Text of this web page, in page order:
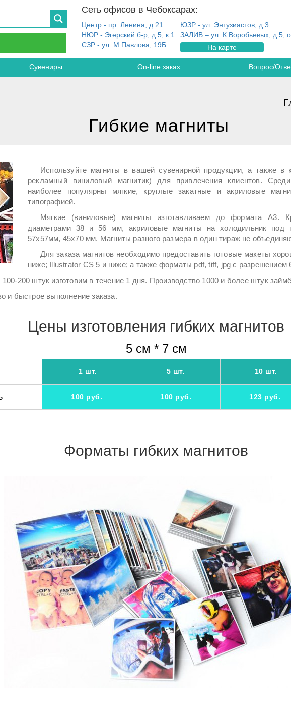
Сеть офисов в Чебоксарах:
Центр - пр. Ленина, д.21
НЮР - Эгерский б-р, д.5, к.1
СЗР - ул. М.Павлова, 19Б
ЮЗР - ул. Энтузиастов, д.3
ЗАЛИВ – ул. К.Воробьевых, д.5,
На карте
Сувениры On-line заказ Вопрос/
Гибкие магниты
Используйте магниты в вашей сувенирной продукции, а также в
рекламный виниловый магнитик) для привлечения клиентов.
наиболее популярны мягкие, круглые закатные и акриловые
типографией.
Мягкие (виниловые) магниты изготавливаем до формата А3.
диаметрами 38 и 56 мм, акриловые магниты на холодильник под
57х57мм, 45х70 мм. Магниты разного размера в один тираж не
Для заказа магнитов необходимо предоставить готовые макеты
ниже; Illustrator CS 5 и ниже; а также форматы pdf, tiff, jpg с разрешением
200 штук изготовим в течение 1 дня. Производство 1000 и более штук
и быстрое выполнение заказа.
Цены изготовления гибких магнитов
5 см * 7 см
1 шт. 5 шт. 10 шт.
100 руб. 100 руб. 123 руб.
Форматы гибких магнитов